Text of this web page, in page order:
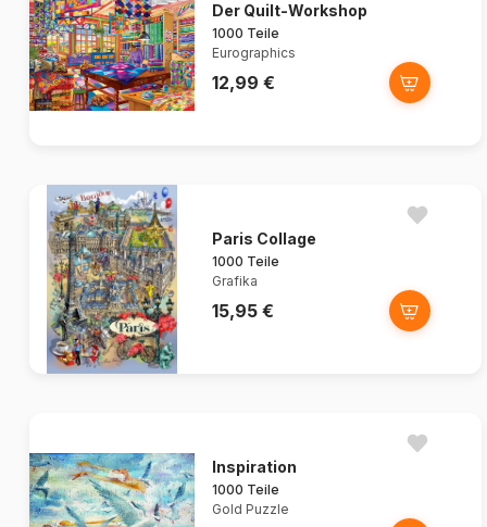
Der Quilt-Workshop
1000 Teile
Eurographics
12,99 €
Paris Collage
1000 Teile
Grafika
15,95 €
Inspiration
1000 Teile
Gold Puzzle